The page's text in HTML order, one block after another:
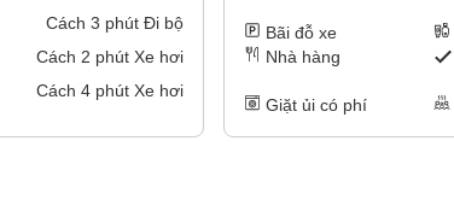
Cách 3 phút Đi bộ
Cách 2 phút Xe hơi
Cách 4phút Xe hơi
Bãi đỗ xe
Nhà hàng
Giặt ủi có phí